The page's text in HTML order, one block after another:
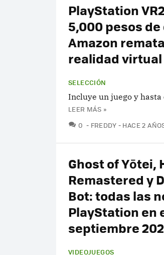
PlayStation
5,000 pesos
Amazon
realidad virtual
SELECCIÓN
Incluye un juego y hasta
LEER MÁS »
0 COMENTARIOS
FREDDY HACE 2
Ghost of Yōtei,
Remastered y
Bot: todas las
PlayStation en
septiembre
VIDEOJUEGOS